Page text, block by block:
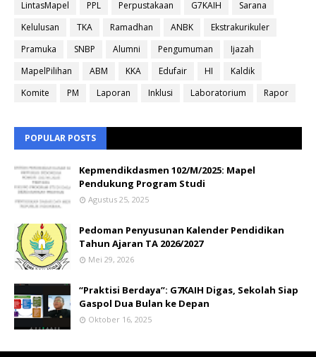
LintasMapel
PPL Perpustakaan G7KAIH
Sarana
Kelulusan
TKA Ramadhan ANBK
Ekstrakurikuler
Pramuka
SNBP Alumni Pengumuman
Ijazah
MapelPilihan
ABM KKA Edufair HI
Kaldik
Komite
PM Laporan Inklusi Laboratorium Rapor
POPULAR POSTS
Kepmendikdasmen 102/M/2025: Mapel
Pendukung Program Studi
Agustus 25, 2025
Pedoman Penyusunan Kalender Pendidikan
Tahun Ajaran TA 2026/2027
Mei 29, 2026
“Praktisi Berdaya”: G7KAIH Digas, Sekolah Siap
Gaspol Dua Bulan ke Depan
Oktober 16, 2025